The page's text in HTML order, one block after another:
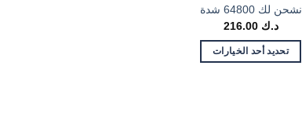
نشحن لك 64800 شدة
د.ك 216.00
تحديد أحد الخيارات